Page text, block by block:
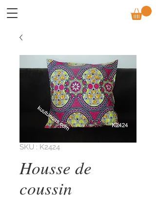
SKU : K2424
Housse de
coussin